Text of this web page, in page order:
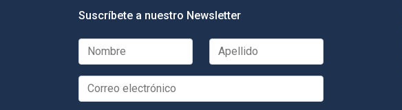
Suscríbete a nuestro Newsletter